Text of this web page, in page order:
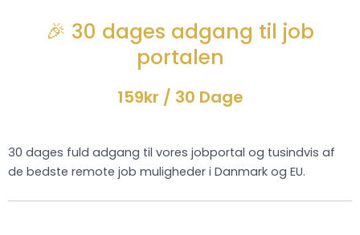
🎉 30 dages adgang til job
portalen
159kr / 30 Dage
30 dages fuld adgang til vores jobportal og tusindvis af
de bedste remote job muligheder i Danmark og EU.